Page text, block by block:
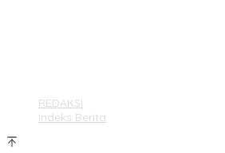
REDAKSI
Indeks Berita